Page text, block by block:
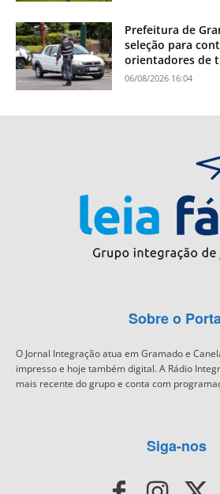
Prefeitura de
seleção para
orientadores de
06/08/2026 16:04
Sobre o
O Jornal Integração atua em Gramado e
impresso e hoje também digital. A Rádio
mais recente do grupo e conta com
Siga-nos